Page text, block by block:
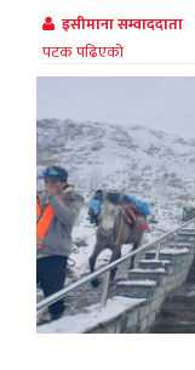
इसीमाना सम्वाददाता
पटक पढिएको